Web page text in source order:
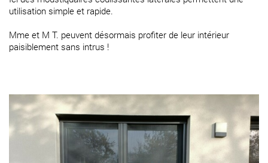
utilisation simple et rapide.
Mme et M T. peuvent désormais profiter de leur intérieur
paisiblement sans intrus !